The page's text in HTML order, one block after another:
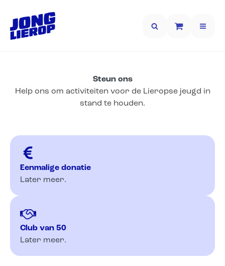
Steun ons
Help ons om activiteiten voor de Lieropse jeugd in
stand te houden.
Eenmalige donatie
Later meer.
Club van 50
Later meer.